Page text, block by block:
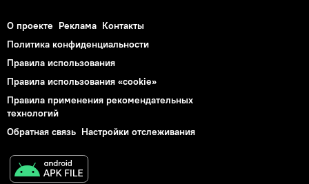
О проекте Реклама Контакты
Политика конфиденциальности
Правила использования
Правила использования «cookie»
Правила применения рекомендательных
технологий
Обратная связь Настройки отслеживания